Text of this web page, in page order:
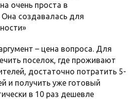
очень проста в
Она создавалась для
– цена вопроса. Для
поселок, где проживают
достаточно потратить 5-
и получить уже готовый
в 10 раз дешевле